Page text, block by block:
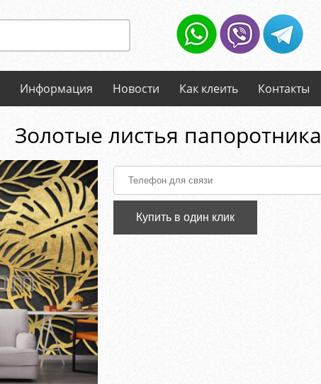
Информация Новости Как клеить Контакты
Золотые листья папоротника
Купить в один клик